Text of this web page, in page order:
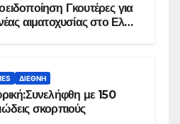
Γκουτέρες για
αιματοχυσίας στο Ελ
ΔΙΕΘΝΉ
με 150
σκορπιούς